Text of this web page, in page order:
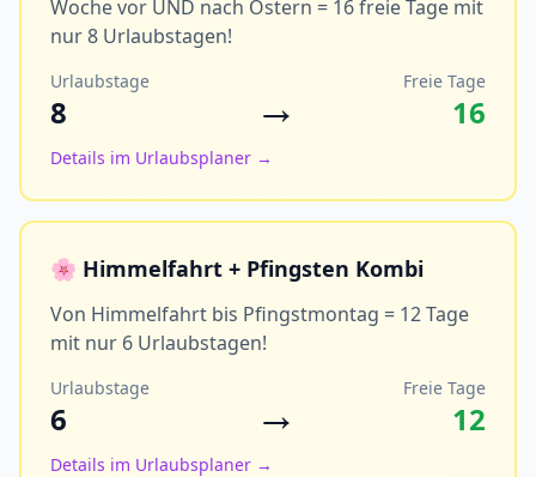
Woche vor UND nach Ostern = 16 freie Tage mit
nur 8 Urlaubstagen!
Urlaubstage
8 → Freie Tage
16
Details im Urlaubsplaner →
🌸 Himmelfahrt + Pfingsten Kombi
Von Himmelfahrt bis Pfingstmontag = 12 Tage
mit nur 6 Urlaubstagen!
Urlaubstage
6 → Freie Tage
12
Details im Urlaubsplaner →